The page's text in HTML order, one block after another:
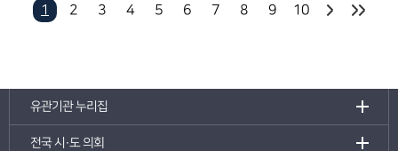
1 2 3 4 5 6 7 8 9 10
유관기관 누리집
전국 시·도 의회